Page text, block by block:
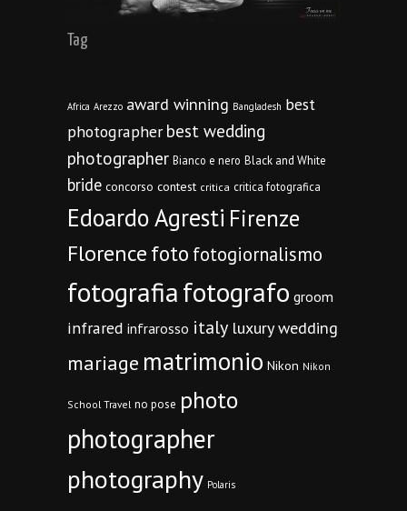
Tag
Africa Arezzo award winning Bangladesh best
photographer best wedding
photographer Bianco e nero Black and White
bride concorso contest critica critica fotografica
Edoardo Agresti Firenze
Florencefoto fotogiornalismo
fotografiafotografo groom
infrared infrarosso italy luxury wedding
mariage matrimonio Nikon Nikon
School Travel no pose photo
photographer
photography Polaris